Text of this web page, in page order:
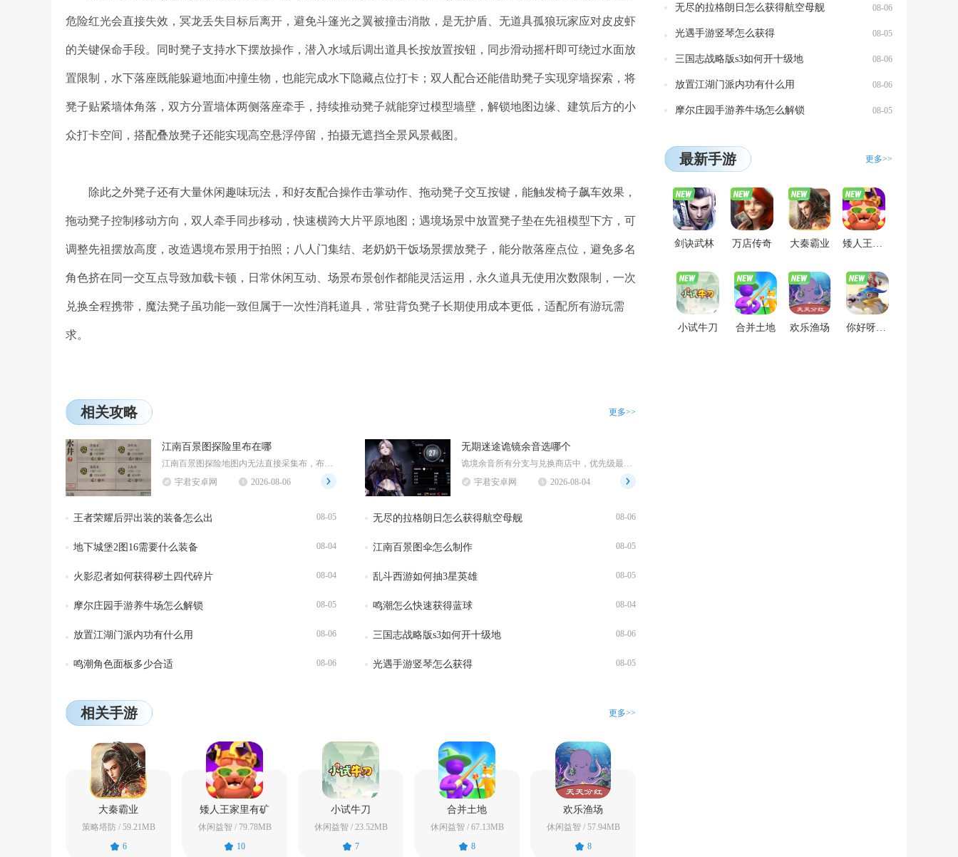
危险红光会直接失效，冥龙丢失目标后离开，避免斗篷光之翼被撞击消散，是无护盾、无道具孤狼玩家应对皮皮虾
的关键保命手段。同时凳子支持水下摆放操作，潜入水域后调出道具长按放置按钮，同步滑动摇杆即可绕过水面放
置限制，水下落座既能躲避地面冲撞生物，也能完成水下隐藏点位打卡；双人配合还能借助凳子实现穿墙探索，将
凳子贴紧墙体角落，双方分置墙体两侧落座牵手，持续推动凳子就能穿过模型墙壁，解锁地图边缘、建筑后方的小
众打卡空间，搭配叠放凳子还能实现高空悬浮停留，拍摄无遮挡全景风景截图。
除此之外凳子还有大量休闲趣味玩法，和好友配合操作击掌动作、拖动凳子交互按键，能触发椅子飙车效果，
拖动凳子控制移动方向，双人牵手同步移动，快速横跨大片平原地图；遇境场景中放置凳子垫在先祖模型下方，可
调整先祖摆放高度，改造遇境布景用于拍照；八人门集结、老奶奶干饭场景摆放凳子，能分散落座点位，避免多名
角色挤在同一交互点导致加载卡顿，日常休闲互动、场景布景创作都能灵活运用，永久道具无使用次数限制，一次
兑换全程携带，魔法凳子虽功能一致但属于一次性消耗道具，常驻背负凳子长期使用成本更低，适配所有游玩需
求。
相关攻略 更多>>
江南百景图探险里布在哪
江南百景图探险地图内无法直接采集布，布匹需要返回应天府主城建造织布坊，消耗棉花加工生产，不...
宇君安卓网
2026-08-06
王者荣耀后羿出装的装备怎么出 08-05
地下城堡2图16需要什么装备 08-04
火影忍者如何获得秽土四代碎片 08-04
摩尔庄园手游养牛场怎么解锁 08-05
放置江湖门派内功有什么用 08-06
鸣潮角色面板多少合适 08-06
无期迷途诡镜余音选哪个
诡境余音所有分支与兑换商店中，优先级最高的选择为狂级烙印先行者，其次是当期限定活动狂烙印，...
宇君安卓网
2026-08-04
无尽的拉格朗日怎么获得航空母舰 08-06
江南百景图伞怎么制作 08-05
乱斗西游如何抽3星英雄 08-05
鸣潮怎么快速获得蓝球 08-04
三国志战略版s3如何开十级地 08-06
光遇手游竖琴怎么获得 08-05
相关手游 更多>>
大秦霸业
策略塔防 / 59.21MB
6
矮人王家里有矿
休闲益智 / 79.78MB
10
小试牛刀
休闲益智 / 23.52MB
7
合并土地
休闲益智 / 67.13MB
8
欢乐渔场
休闲益智 / 57.94MB
8
无尽的拉格朗日怎么获得航空母舰 08-06
光遇手游竖琴怎么获得 08-05
三国志战略版s3如何开十级地 08-06
放置江湖门派内功有什么用 08-06
摩尔庄园手游养牛场怎么解锁 08-05
最新手游 更多>>
剑诀武林 万店传奇 大秦霸业 矮人王家里有矿
小试牛刀 合并土地 欢乐渔场 你好呀勇士